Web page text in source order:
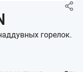
горелок.